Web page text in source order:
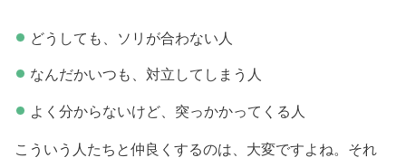
どうしても、ソリが合わない人
なんだかいつも、対立してしまう人
よく分からないけど、突っかかってくる人
こういう人たちと仲良くするのは、大変ですよね。それ